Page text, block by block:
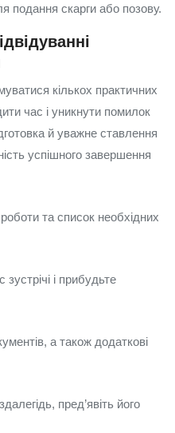
подання скарги або позову.
кількох практичних
час і уникнути помилок
й уважне ставлення
успішного завершення
та список необхідних
і прибудьте
а також додаткові
пред’явіть його